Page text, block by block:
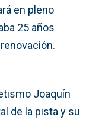
en pleno
25 años
Joaquín
de la pista y su